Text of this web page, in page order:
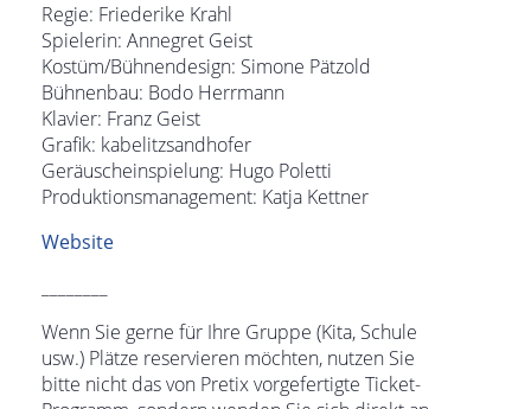
Regie: Friederike Krahl
Spielerin: Annegret Geist
Kostüm/Bühnendesign: Simone Pätzold
Bühnenbau: Bodo Herrmann
Klavier: Franz Geist
Grafik: kabelitzsandhofer
Geräuscheinspielung: Hugo Poletti
Produktionsmanagement: Katja Kettner
Website
Wenn Sie gerne für Ihre Gruppe (Kita, Schule
usw.) Plätze reservieren möchten, nutzen Sie
bitte nicht das von Pretix vorgefertigte Ticket-